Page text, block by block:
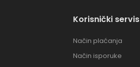
Korisnički servis
Način plaćanja
Način isporuke